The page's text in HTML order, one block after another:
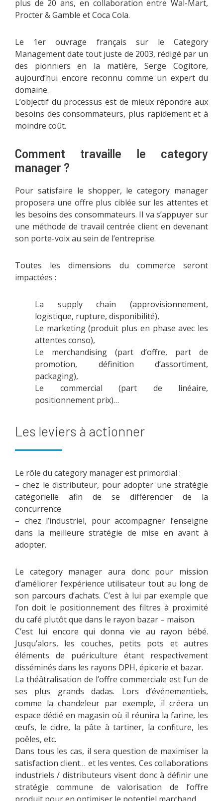
plus de 20 ans, en collaboration entre Wal-Mart,
Procter & Gamble et Coca Cola.
Le 1er ouvrage français sur le Category
Management date tout juste de 2003, rédigé par un
des pionniers en la matière, Serge Cogitore,
aujourd’hui encore reconnu comme un expert du
domaine.
L’objectif du processus est de mieux répondre aux
besoins des consommateurs, plus rapidement et à
moindre coût.
Comment travaille le category
manager ?
Pour satisfaire le shopper, le category manager
proposera une offre plus ciblée sur les attentes et
les besoins des consommateurs. Il va s’appuyer sur
une méthode de travail centrée client en devenant
son porte-voix au sein de l’entreprise.
Toutes les dimensions du commerce seront
impactées :
La supply chain (approvisionnement,
logistique, rupture, disponibilité),
Le marketing (produit plus en phase avec les
attentes conso),
Le merchandising (part d’offre, part de
promotion, définition d’assortiment,
packaging),
Le commercial (part de linéaire,
positionnement prix)…
Les leviers à actionner
Le rôle du category manager est primordial :
– chez le distributeur, pour adopter une stratégie
catégorielle afin de se différencier de la
concurrence
– chez l’industriel, pour accompagner l’enseigne
dans la meilleure stratégie de mise en avant à
adopter.
Le category manager aura donc pour mission
d’améliorer l’expérience utilisateur tout au long de
son parcours d’achats. C’est à lui par exemple que
l’on doit le positionnement des filtres à proximité
du café plutôt que dans le rayon bazar – maison.
C’est lui encore qui donna vie au rayon bébé.
Jusqu’alors, les couches, petits pots et autres
éléments de puériculture étant respectivement
disséminés dans les rayons DPH, épicerie et bazar.
La théâtralisation de l’offre commerciale est l’un de
ses plus grands dadas. Lors d’événementiels,
comme la chandeleur par exemple, il créera un
espace dédié en magasin où il réunira la farine, les
œufs, le cidre, la pâte à tartiner, la confiture, les
poêles, etc.
Dans tous les cas, il sera question de maximiser la
satisfaction client… et les ventes. Ces collaborations
industriels / distributeurs visent donc à définir une
stratégie commune de valorisation de l’offre